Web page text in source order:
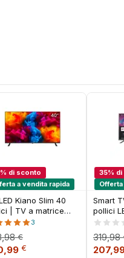
€.
428,99 €.
di sconto
a vendita rapida
Kiano Slim 40
| TV a matrice
Full HD 1080p (FHD)
3
€
originale era: 353,98
€ Il prezzo attuale è:
35%
Smart
pollici
WiFi,
DAZN e
319,98
Il